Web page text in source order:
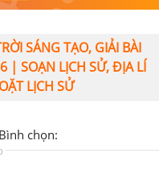
SÁNG TẠO, GIẢI BÀI
| SOẠN LỊCH SỬ, ĐỊA LÍ
LỊCH SỬ
Bình chọn: